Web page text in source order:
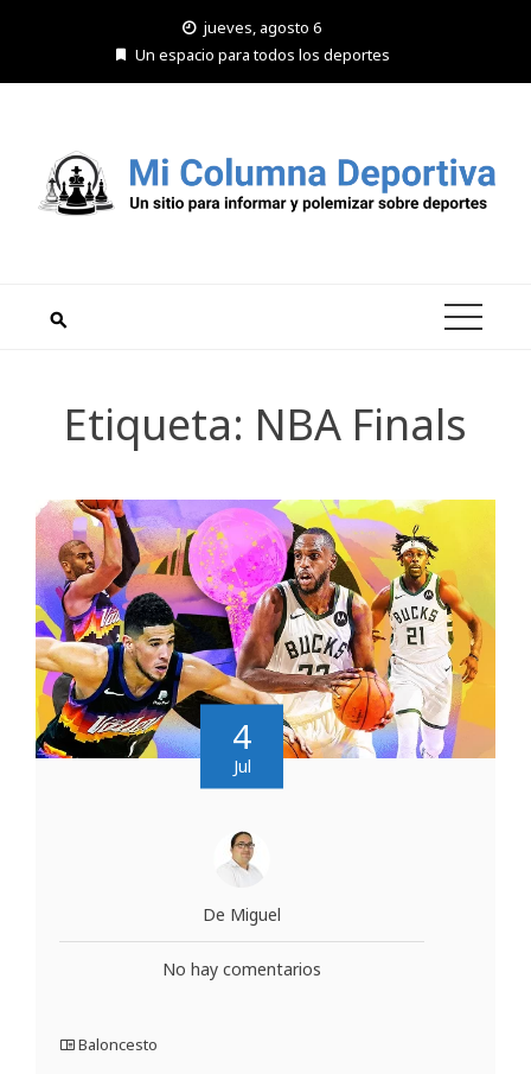
jueves, agosto 6
Un espacio para todos los deportes
Etiqueta: NBA Finals
4
Jul
De Miguel
No hay comentarios
Baloncesto